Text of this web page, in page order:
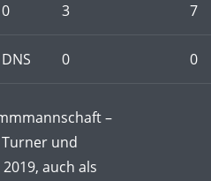
0 3
7
DNS 0 0
–
und
auch als